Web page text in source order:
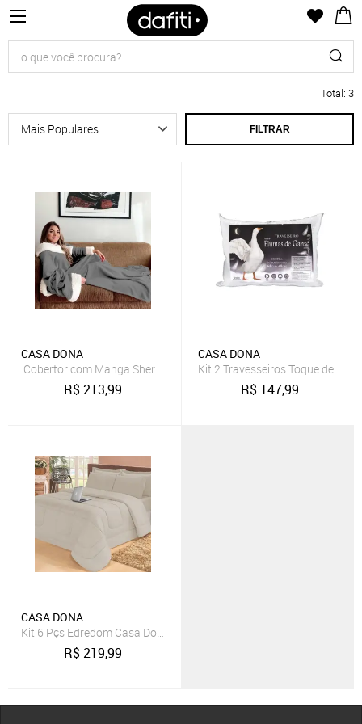
Total: 3
FILTRAR
CASA DONA
Cobertor com Manga Sherpa Quentinho Casa Dona Cinza
R$213,99
CASA DONA
Kit 2 Travesseiros Toque de
R$ 147,99
CASA DONA
Kit 6 Pçs Edredom Casa Dona Dupla Face Casal Queen com Lençol
R$219,99